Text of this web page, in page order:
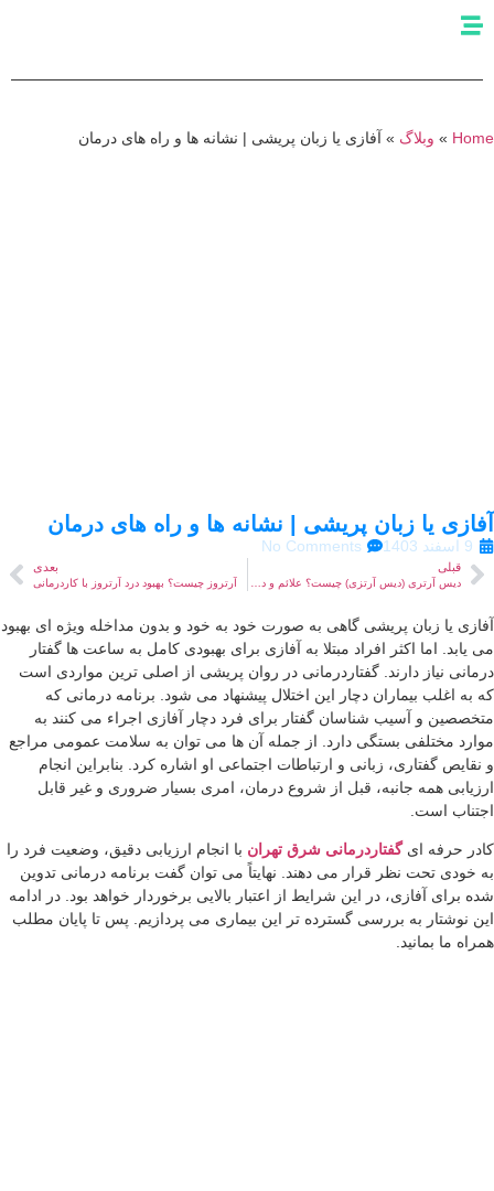
»وبلاگ»آفازی یا زبان پریشی | نشانه ها و راه های درمان
یا زبان پریشی | نشانه ها و راه های درمان
9 اسفند 1403 No Comments
قبلی
دیس آرتری (دیس آرتزی) چیست؟ علائم و درمان آن
بعدی
آرتروز چیست؟ بهبود درد آرتروز با کاردرمانی
یا زبان پریشی گاهی به صورت خود به خود و بدون مداخله ویژه ای بهبود
یابد. اما اکثر افراد مبتلا به آفازی برای بهبودی کامل به ساعت ها گفتار
نیاز دارند. گفتاردرمانی در روان پریشی از اصلی ترین مواردی است
به اغلب بیماران دچار این اختلال پیشنهاد می شود. برنامه درمانی که
و آسیب شناسان گفتار برای فرد دچار آفازی اجراء می کنند به
مختلفی بستگی دارد. از جمله آن ها می توان به سلامت عمومی مراجع
گفتاری، زبانی و ارتباطات اجتماعی او اشاره کرد. بنابراین انجام
همه جانبه، قبل از شروع درمان، امری بسیار ضروری و غیر قابل
است.
حرفه ایگفتاردرمانی شرق تهران با انجام ارزیابی دقیق، وضعیت فرد را
خودی تحت نظر قرار می دهند. نهایتاً می توان گفت برنامه درمانی تدوین
برای آفازی، در این شرایط از اعتبار بالایی برخوردار خواهد بود. در ادامه
نوشتار به بررسی گسترده تر این بیماری می پردازیم. پس تا پایان مطلب
ما بمانید.